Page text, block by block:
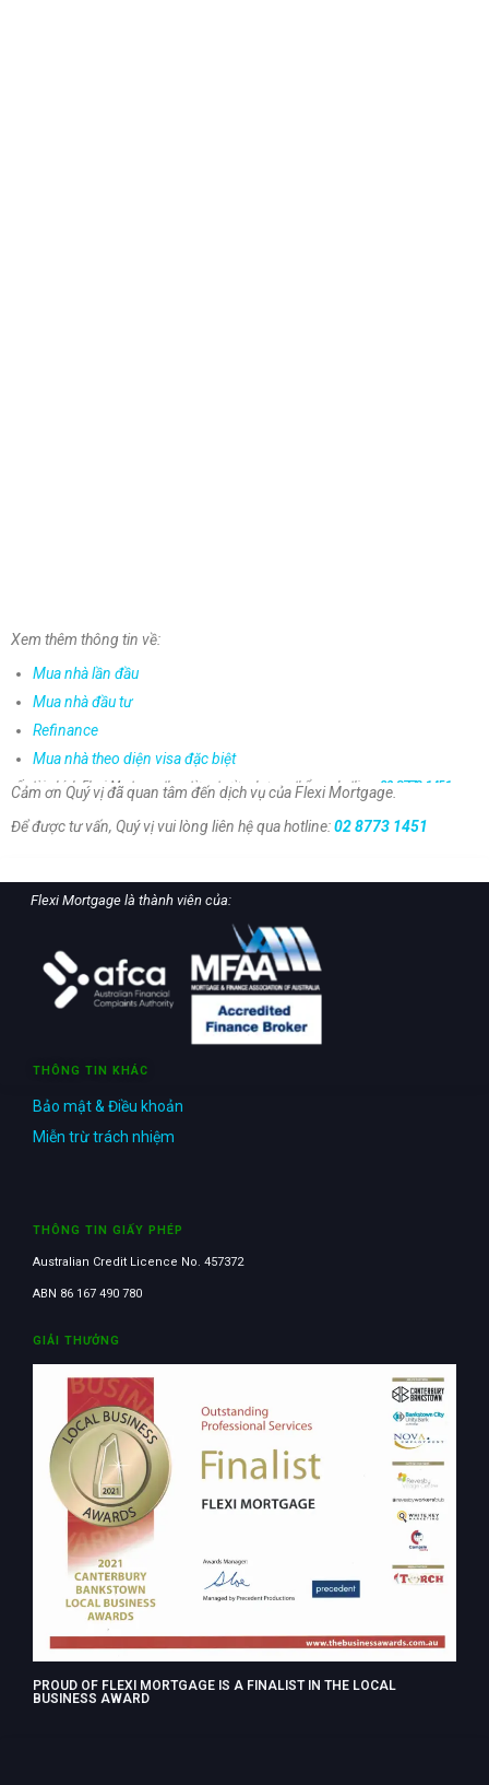
Lưu ý:Số liệu được cung cấp bởi công thức trên chỉ mang tính chất minh họa và được
ước tính dựa trên thông tin Quý vị đưa ra. Quý vị nên tham khảo ý kiến của đội ngũ cố
vấn tài chính Flexi Mortgage theo từng trường hợp cụ thể qua hotline: 02 8773 1451
Xem thêm thông tin về:
Mua nhà lần đầu
Mua nhà đầu tư
Refinance
Mua nhà theo diện visa đặc biệt
Cảm ơn Quý vị đã quan tâm đến dịch vụ của Flexi Mortgage.
Để được tư vấn, Quý vị vui lòng liên hệ qua hotline:02 8773 1451
THÔNG TIN GIẤY PHÉP
Australian Credit Licence No. 457372
ABN 86 167 490 780
GIẢI THƯỞNG
PROUD OF FLEXI MORTGAGE IS A FINALIST IN THE LOCAL
BUSINESS AWARD
THÔNG TIN KHÁC
Bảo mật & Điều khoản
Miễn trừ trách nhiệm
Flexi Mortgage là thành viên của: